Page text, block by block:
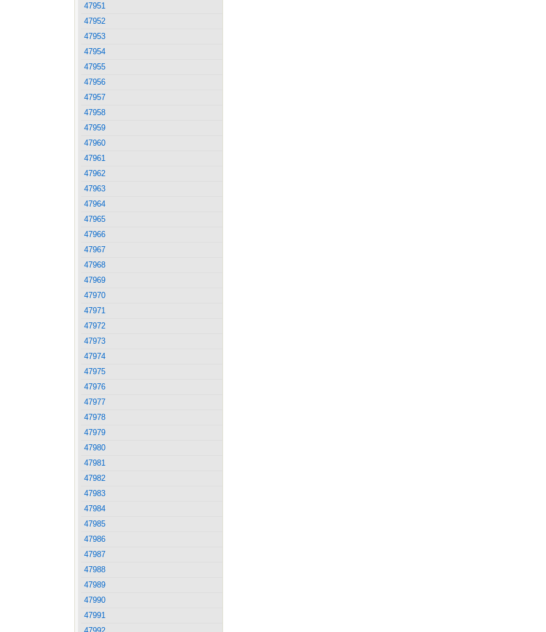
47951
47952
47953
47954
47955
47956
47957
47958
47959
47960
47961
47962
47963
47964
47965
47966
47967
47968
47969
47970
47971
47972
47973
47974
47975
47976
47977
47978
47979
47980
47981
47982
47983
47984
47985
47986
47987
47988
47989
47990
47991